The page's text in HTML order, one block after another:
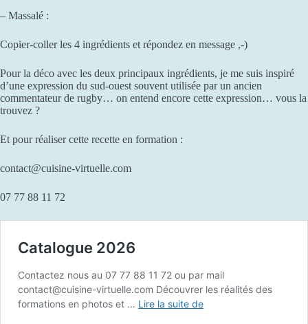
– Massalé :
Copier-coller les 4 ingrédients et répondez en message ,-)
Pour la déco avec les deux principaux ingrédients, je me suis inspiré
d’une expression du sud-ouest souvent utilisée par un ancien
commentateur de rugby… on entend encore cette expression… vous la
trouvez ?
Et pour réaliser cette recette en formation :
contact@cuisine-virtuelle.com
07 77 88 11 72